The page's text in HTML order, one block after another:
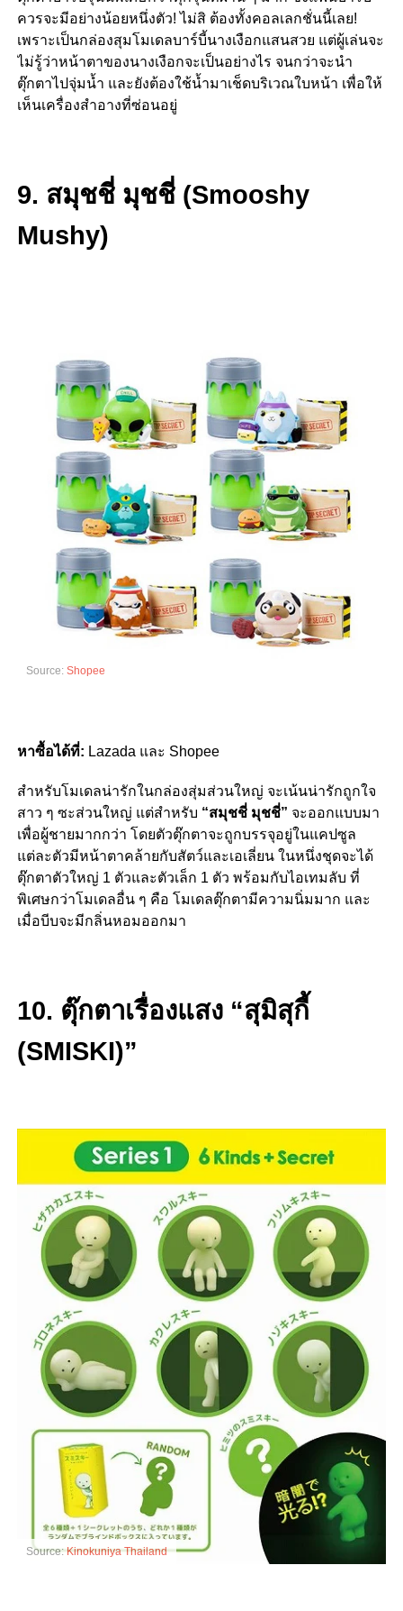
ควรจะมีอย่างน้อยหนึ่งตัว! ไม่สิ ต้องทั้งคอลเลกชั่นนี้เลย!
เพราะเป็นกล่องสุมโมเดลบาร์บี้นางเงือกแสนสวย แต่ผู้เล่นจะ
ไม่รู้ว่าหน้าตาของนางเงือกจะเป็นอย่างไร จนกว่าจะนำ
ตุ๊กตาไปจุ่มน้ำ และยังต้องใช้น้ำมาเช็ดบริเวณใบหน้า เพื่อให้
เห็นเครื่องสำอางที่ซ่อนอยู่
9. สมุชชี่ มุชชี่ (Smooshy
Mushy)
Source: Shopee
หาซื้อได้ที่: Lazada และ Shopee
สำหรับโมเดลน่ารักในกล่องสุ่มส่วนใหญ่ จะเน้นน่ารักถูกใจ
สาว ๆ ซะส่วนใหญ่ แต่สำหรับ “สมุชชี่ มุชชี่” จะออกแบบมา
เพื่อผู้ชายมากกว่า โดยตัวตุ๊กตาจะถูกบรรจุอยู่ในแคปซูล
แต่ละตัวมีหน้าตาคล้ายกับสัตว์และเอเลี่ยน ในหนึ่งชุดจะได้
ตุ๊กตาตัวใหญ่ 1 ตัวและตัวเล็ก 1 ตัว พร้อมกับไอเทมลับ ที่
พิเศษกว่าโมเดลอื่น ๆ คือ โมเดลตุ๊กตามีความนิ่มมาก และ
เมื่อบีบจะมีกลิ่นหอมออกมา
10. ตุ๊กตาเรื่องแสง “สุมิสุกี้
(SMISKI)”
Source:Kinokuniya Thailand